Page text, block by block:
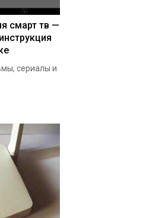
смарт тв —
сериалы и